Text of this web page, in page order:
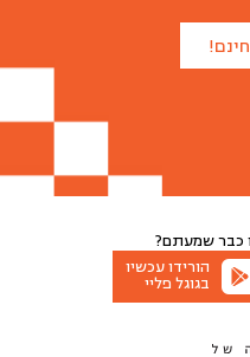
כבר שמעתם?
הורידו עכשיו
בגוגל פליי